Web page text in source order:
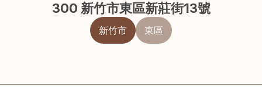
300 新竹市東區新莊街13號
新竹市 東區